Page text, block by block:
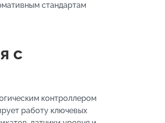
стандартам
с
контроллером
работу ключевых